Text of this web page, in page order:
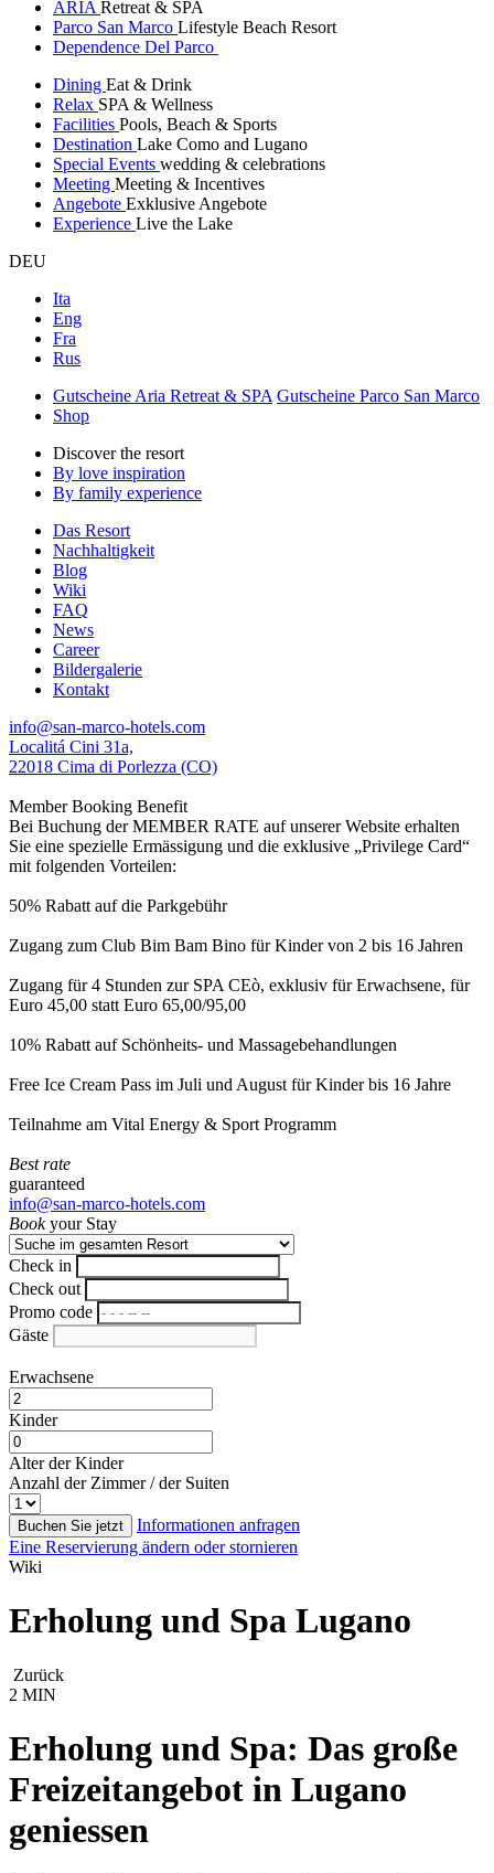
ARIA Retreat & SPA
Parco San Marco Lifestyle Beach Resort
Dependence Del Parco
Dining Eat & Drink
Relax SPA & Wellness
Facilities Pools, Beach & Sports
Destination Lake Como and Lugano
Special Events wedding & celebrations
Meeting Meeting & Incentives
Angebote Exklusive Angebote
Experience Live the Lake
DEU
Ita
Eng
Fra
Rus
Gutscheine Aria Retreat & SPA Gutscheine Parco San Marco
Shop
Discover the resort
By love inspiration
By family experience
Das Resort
Nachhaltigkeit
Blog
Wiki
FAQ
News
Career
Bildergalerie
Kontakt
info@san-marco-hotels.com
Localitá Cini 31a,
22018 Cima di Porlezza (CO)
Member Booking Benefit
Bei Buchung der MEMBER RATE auf unserer Website erhalten
Sie eine spezielle Ermässigung und die exklusive „Privilege Card“
mit folgenden Vorteilen:
50% Rabatt auf die Parkgebühr
Zugang zum Club Bim Bam Bino für Kinder von 2 bis 16 Jahren
Zugang für 4 Stunden zur SPA CEò, exklusiv für Erwachsene, für
Euro 45,00 statt Euro 65,00/95,00
10% Rabatt auf Schönheits- und Massagebehandlungen
Free Ice Cream Pass im Juli und August für Kinder bis 16 Jahre
Teilnahme am Vital Energy & Sport Programm
Best rate
guaranteed
info@san-marco-hotels.com
Bookyour Stay
Check in
Check out
Promo code
Gäste
Erwachsene
Kinder
Alter der Kinder
Anzahl der Zimmer / der Suiten
Buchen Sie jetzt
Informationen anfragen
Eine Reservierung ändern oder stornieren
Wiki
Erholung und Spa Lugano
Zurück
2 MIN
Erholung und Spa: Das große
Freizeitangebot in Lugano
geniessen